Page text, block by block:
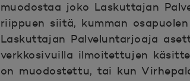
muodostaa joko Laskuttajan
riippuen siitä, kumman
Laskuttajan Palveluntarjoaja
verkkosivuilla ilmoitettujen
on muodostettu, tai kun